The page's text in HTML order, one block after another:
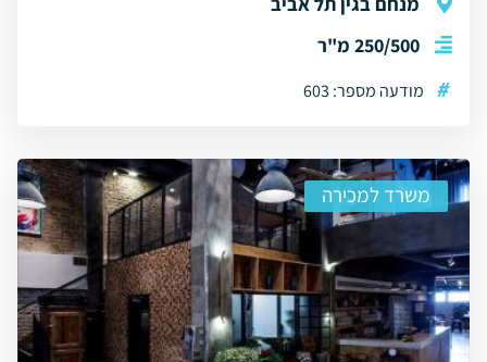
250/500 מ"ר
# מודעה מספר: 603
משרד למכירה